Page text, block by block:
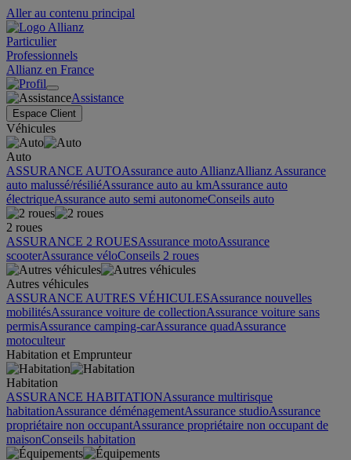
Aller au contenu principal
Particulier
Professionnels
Allianz en France
Assistance
Espace Client
Véhicules
Auto
ASSURANCE AUTOAssurance auto AllianzAllianz Assurance
auto malussé/résiliéAssurance auto au kmAssurance auto
électriqueAssurance auto semi autonomeConseils auto
2 roues
ASSURANCE 2 ROUESAssurance motoAssurance
scooterAssurance véloConseils 2 roues
Autres véhicules
ASSURANCE AUTRES VÉHICULESAssurance nouvelles
mobilitésAssurance voiture de collectionAssurance voiture sans
permisAssurance camping-carAssurance quadAssurance
motoculteur
Habitation et Emprunteur
Habitation
ASSURANCE HABITATIONAssurance multirisque
habitationAssurance déménagementAssurance studioAssurance
propriétaire non occupantAssurance propriétaire non occupant de
maisonConseils habitation